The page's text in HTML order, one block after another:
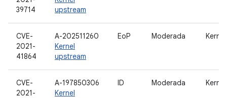
39714
upstream
CVE-
2021-
41864
A-202511260
Kernel
upstream
EoP Moderada Kernel
CVE-
2021-
A-197850306
Kernel
ID Moderada Kernel